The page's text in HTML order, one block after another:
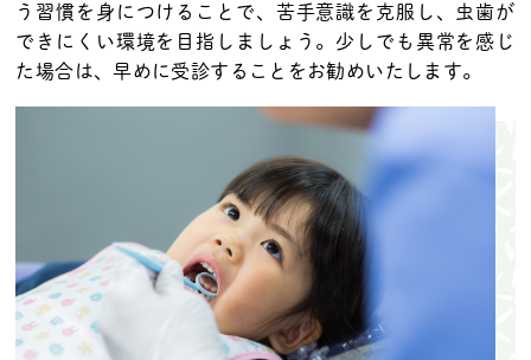
う習慣を身につけることで、苦手意識を克服し、虫歯が
できにくい環境を目指しましょう。少しでも異常を感じ
た場合は、早めに受診することをお勧めいたします。